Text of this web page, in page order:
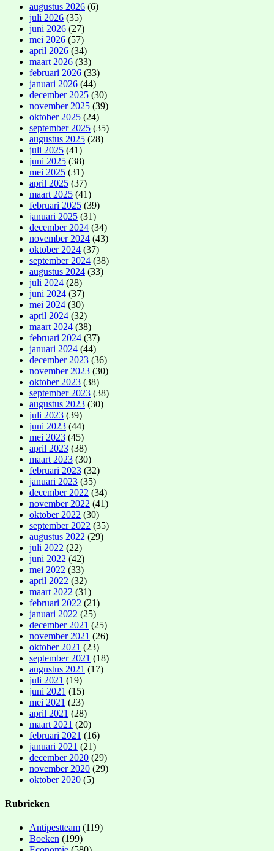
augustus 2026 (6)
juli 2026 (35)
juni 2026 (27)
mei 2026 (57)
april 2026 (34)
maart 2026 (33)
februari 2026 (33)
januari 2026 (44)
december 2025 (30)
november 2025 (39)
oktober 2025 (24)
september 2025 (35)
augustus 2025 (28)
juli 2025 (41)
juni 2025 (38)
mei 2025 (31)
april 2025 (37)
maart 2025 (41)
februari 2025 (39)
januari 2025 (31)
december 2024 (34)
november 2024 (43)
oktober 2024 (37)
september 2024 (38)
augustus 2024 (33)
juli 2024 (28)
juni 2024 (37)
mei 2024 (30)
april 2024 (32)
maart 2024 (38)
februari 2024 (37)
januari 2024 (44)
december 2023 (36)
november 2023 (30)
oktober 2023 (38)
september 2023 (38)
augustus 2023 (30)
juli 2023 (39)
juni 2023 (44)
mei 2023 (45)
april 2023 (38)
maart 2023 (30)
februari 2023 (32)
januari 2023 (35)
december 2022 (34)
november 2022 (41)
oktober 2022 (30)
september 2022 (35)
augustus 2022 (29)
juli 2022 (22)
juni 2022 (42)
mei 2022 (33)
april 2022 (32)
maart 2022 (31)
februari 2022 (21)
januari 2022 (25)
december 2021 (25)
november 2021 (26)
oktober 2021 (23)
september 2021 (18)
augustus 2021 (17)
juli 2021 (19)
juni 2021 (15)
mei 2021 (23)
april 2021 (28)
maart 2021 (20)
februari 2021 (16)
januari 2021 (21)
december 2020 (29)
november 2020 (29)
oktober 2020 (5)
Rubrieken
Antipestteam (119)
Boeken (199)